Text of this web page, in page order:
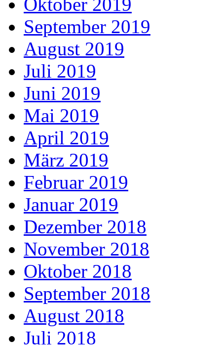
Oktober 2019
September 2019
August 2019
Juli 2019
Juni 2019
Mai 2019
April 2019
März 2019
Februar 2019
Januar 2019
Dezember 2018
November 2018
Oktober 2018
September 2018
August 2018
Juli 2018